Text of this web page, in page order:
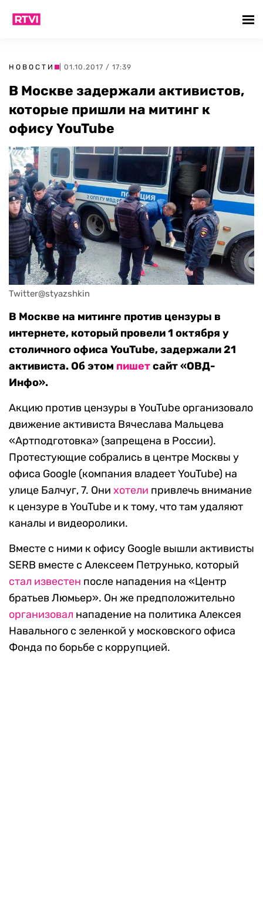
НОВОСТИ | 01.10.2017 / 17:39
В Москве задержали активистов,
которые пришли на митинг к
офису YouTube
Twitter@styazshkin
В Москве на митинге против цензуры в
интернете, который провели 1 октября у
столичного офиса YouTube, задержали 21
активиста. Об этом пишетсайт «ОВД-
Инфо».
Акцию против цензуры в YouTube организовало
движение активиста Вячеслава Мальцева
«Артподготовка» (запрещена в России).
Протестующие собрались в центре Москвы у
офиса Google (компания владеет YouTube) на
улице Балчуг, 7. Они хотели привлечь внимание
к цензуре в YouTube и к тому, что там удаляют
каналы и видеоролики.
Вместе с ними к офису Google вышли активисты
SERB вместе с Алексеем Петрунько, который
стал известен после нападения на «Центр
братьев Люмьер». Он же предположительно
организовал нападение на политика Алексея
Навального с зеленкой у московского офиса
Фонда по борьбе с коррупцией.